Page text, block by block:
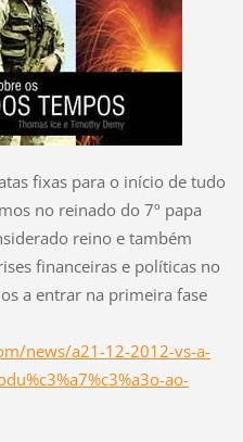
fixas para o início de tudo
no reinado do 7º papa
reino e também
financeiras e políticas no
a entrar na primeira fase
news/a21-12-2012-vs-a-
ao-